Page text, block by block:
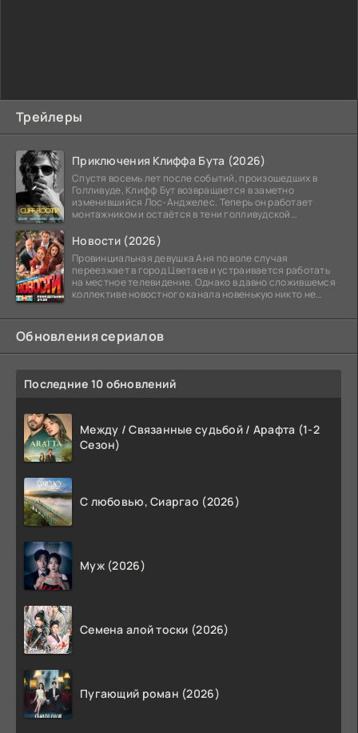
Трейлеры
Приключения Клиффа Бута (2026)
Спустя восемь лет после событий, произошедших в
Голливуде, Клифф Бут возвращается в заметно
изменившийся Лос-Анджелес. Теперь он работает
монтажником и остаётся в тени голливудской
Новости (2026)
Провинциальная девушка Аня по воле случая
переезжает в город Цветаев и устраивается работать
на местное телевидение. Однако в давно сложившемся
коллективе новостного канала новенькую никто не
Обновления сериалов
Последние 10 обновлений
Между / Связанные судьбой / Арафта (1-2
Сезон)
С любовью, Сиаргао (2026)
Муж (2026)
Семена алой тоски (2026)
Пугающий роман (2026)